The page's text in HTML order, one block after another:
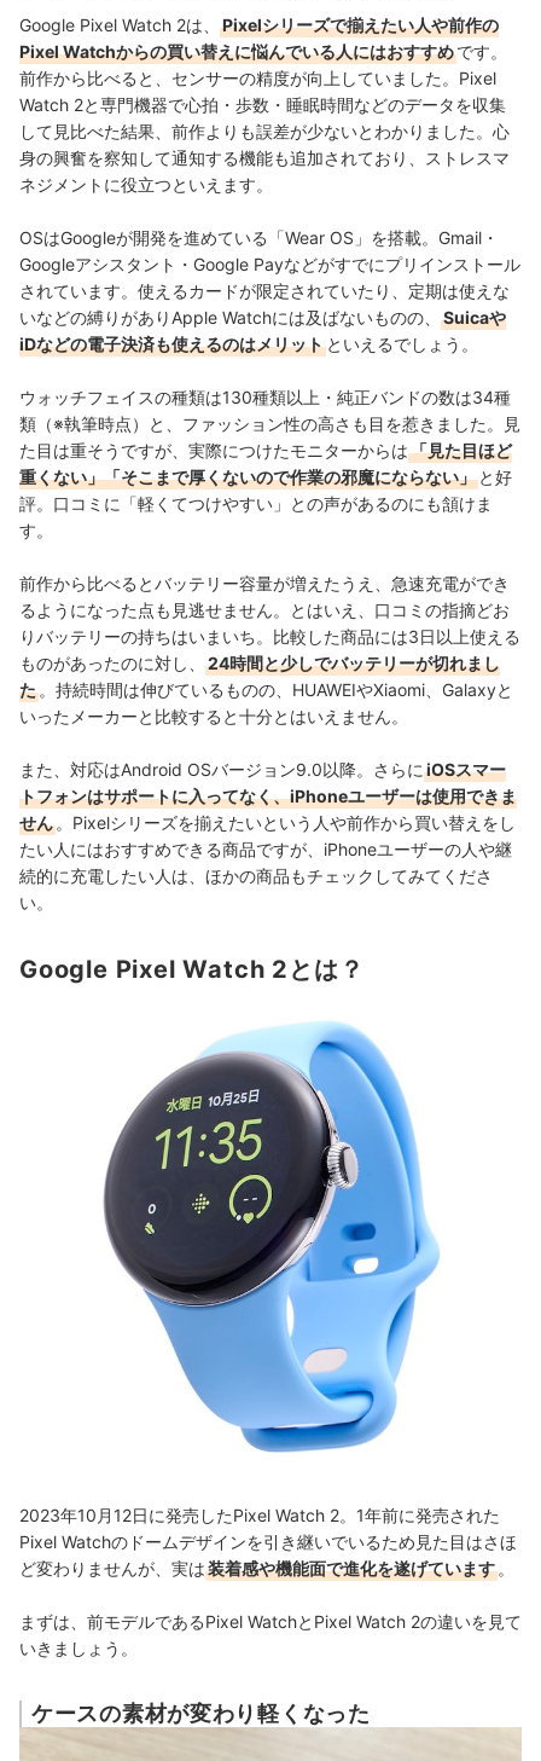
八幡康平のプロフィール
Google Pixel Watch 2は、
Pixelシリーズで揃えたい人や前作の
Pixel Watchからの買い替えに悩んでいる人にはおすすめです。
前作から比べると、センサーの精度が向上していました。Pixel
Watch 2と専門機器で心拍・歩数・睡眠時間などのデータを収集
して見比べた結果、前作よりも誤差が少ないとわかりました。心
身の興奮を察知して通知する機能も追加されており、ストレスマ
ネジメントに役立つといえます。
OSはGoogleが開発を進めている「Wear OS」を搭載。Gmail・
Googleアシスタント・Google Payなどがすでにプリインストール
されています。使えるカードが限定されていたり、定期は使えな
いなどの縛りがありApple Watchには及ばないものの、
Suicaや
iDなどの電子決済も使えるのはメリット といえるでしょう。
ウォッチフェイスの種類は130種類以上・純正バンドの数は34種
類（※執筆時点）と、ファッション性の高さも目を惹きました。見
た目は重そうですが、実際につけたモニターからは「見た目ほど
重くない」「そこまで厚くないので作業の邪魔にならない」 と好
評。口コミに「軽くてつけやすい」との声があるのにも頷けま
す。
前作から比べるとバッテリー容量が増えたうえ、急速充電ができ
るようになった点も見逃せません。とはいえ、口コミの指摘どお
りバッテリーの持ちはいまいち。比較した商品には3日以上使える
ものがあったのに対し、
24時間と少しでバッテリーが切れまし
た 。持続時間は伸びているものの、HUAWEIやXiaomi、Galaxyと
いったメーカーと比較すると十分とはいえません。
また、対応はAndroid OSバージョン9.0以降。さらに iOSスマー
トフォンはサポートに入ってなく、iPhoneユーザーは使用できま
せん 。Pixelシリーズを揃えたいという人や前作から買い替えをし
たい人にはおすすめできる商品ですが、 iPhoneユーザーの人や継
続的に充電したい人は、ほかの商品もチェックしてみてくださ
い。
Google Pixel Watch 2とは？
2023年10月12日に発売したPixel Watch 2。1年前に発売された
Pixel Watchのドームデザインを引き継いでいるため見た目はさほ
ど変わりませんが、実は装着感や機能面で進化を遂げています 。
まずは、前モデルであるPixel WatchとPixel Watch 2の違いを見て
いきましょう。
ケースの素材が変わり軽くなった